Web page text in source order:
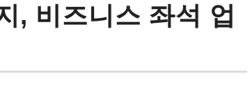
, 비즈니스 좌석 업